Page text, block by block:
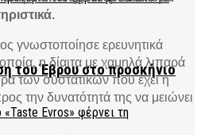
του Έβρου στο προσκήνιο
γνωστοποίησε ερευνητικά
η δίαιτα με χαμηλά λιπαρά
των συστατικών που έχει η
την δυνατότητά της να μειώνει